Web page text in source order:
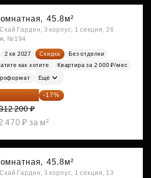
45.8м²
Гарден, 3 корпус, 1 секция, 26
№194
2 кв 2027 Скидка
Без отделки
как хотите
Квартира за 2 000 ₽/мес
Ещё
349 126 ₽ -17%
200 ₽
470 ₽ за м²
45.8м²
Гарден, 3 корпус, 1 секция, 13